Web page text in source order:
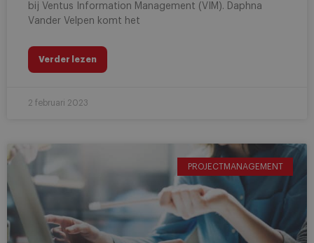
bij Ventus Information Management (VIM). Daphna
Vander Velpen komt het
Verder lezen
2 februari 2023
PROJECTMANAGEMENT